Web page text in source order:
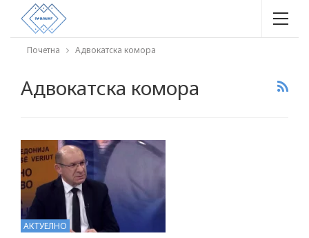
Почетна Адвокатска комора
Адвокатска комора
АКТУЕЛНО